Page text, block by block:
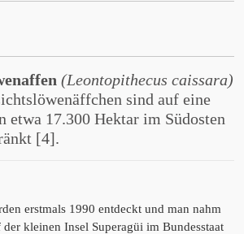
(Leontopithecus caissara)
sind auf eine
etwa 17.300 Hektar im Südosten
[4].
erstmals 1990 entdeckt und man nahm
der kleinen Insel Superagüi im Bundesstaat